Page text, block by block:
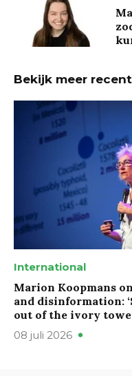
Bekijk meer
International
Marion Koopmans
and disinformation:
out of the ivory
08 juli 2026